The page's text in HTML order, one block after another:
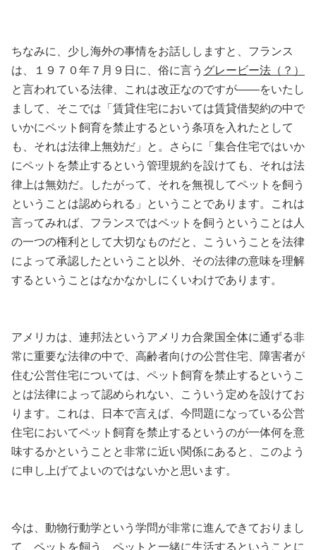
ちなみに、少し海外の事情をお話ししますと、フランス
は、１９７０年７月９日に、俗に言う グレービー法（？）
と言われている法律、これは改正なのですが――をいたし
まして、そこでは「賃貸住宅においては賃貸借契約の中で
いかにペット飼育を禁止するという条項を入れたとして
も、それは法律上無効だ」と。さらに「集合住宅ではいか
にペットを禁止するという管理規約を設けても、それは法
律上は無効だ。したがって、それを無視してペットを飼う
ということは認められる」ということであります。これは
言ってみれば、フランスではペットを飼うということは人
の一つの権利として大切なものだと、こういうことを法律
によって承認したということ以外、その法律の意味を理解
するということはなかなかしにくいわけであります。
アメリカは、連邦法というアメリカ合衆国全体に通ずる非
常に重要な法律の中で、高齢者向けの公営住宅、障害者が
住む公営住宅については、ペット飼育を禁止するというこ
とは法律によって認められない、こういう定めを設けてお
ります。これは、日本で言えば、今問題になっている公営
住宅においてペット飼育を禁止するというのが一体何を意
味するかということと非常に近い関係にあると、このよう
に申し上げてよいのではないかと思います。
今は、動物行動学という学問が非常に進んできておりまし
て、ペットを飼う、ペットと一緒に生活するということに